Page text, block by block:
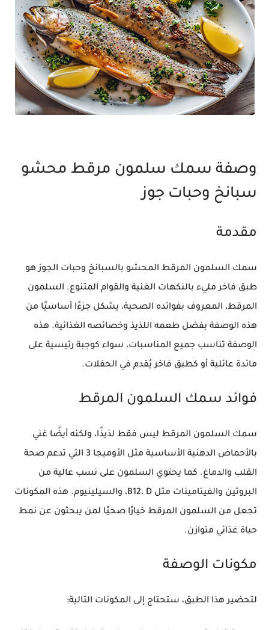
وصفة سمك سلمون مرقط محشو
سبانخ وحبات جوز
مقدمة
سمك السلمون المرقط المحشو بالسبانخ وحبات الجوز هو
طبق فاخر مليء بالنكهات الغنية والقوام المتنوع. السلمون
المرقط، المعروف بفوائده الصحية، يشكل جزءًا أساسيًا من
هذه الوصفة بفضل طعمه اللذيذ وخصائصه الغذائية. هذه
الوصفة تناسب جميع المناسبات، سواء كوجبة رئيسية على
مائدة عائلية أو كطبق فاخر يُقدم في الحفلات.
فوائد سمك السلمون المرقط
سمك السلمون المرقط ليس فقط لذيذًا، ولكنه أيضًا غني
بالأحماض الدهنية الأساسية مثل الأوميجا 3 التي تدعم صحة
القلب والدماغ. كما يحتوي السلمون على نسب عالية من
البروتين والفيتامينات مثل B12، D، والسيلينيوم. هذه المكونات
تجعل من السلمون المرقط خيارًا صحيًا لمن يبحثون عن نمط
حياة غذائي متوازن.
مكونات الوصفة
لتحضير هذا الطبق، ستحتاج إلى المكونات التالية: